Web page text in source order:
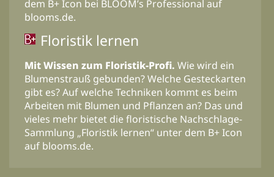
dem B+ Icon bei BLOOM’s Professional auf
blooms.de.
Floristik lernen
Mit Wissen zum Floristik-Profi. Wie wird ein
Blumenstrauß gebunden? Welche Gesteckarten
gibt es? Auf welche Techniken kommt es beim
Arbeiten mit Blumen und Pflanzen an? Das und
vieles mehr bietet die floristische Nachschlage-
Sammlung „Floristik lernen“ unter dem B+ Icon
auf blooms.de.